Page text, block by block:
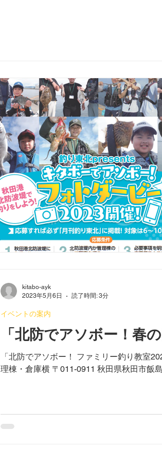
「北防でアソボー！春
「北防でアソボー！ ファミリー釣り教室
理棟・倉庫横 〒011-0911 秋田県秋田市飯
イベントの案内
kitabo-ayk
2023年5月6日
読了時間: 3分